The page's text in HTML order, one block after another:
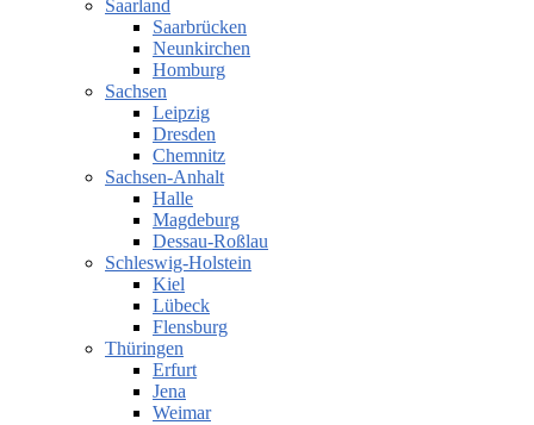
Saarland
Saarbrücken
Neunkirchen
Homburg
Sachsen
Leipzig
Dresden
Chemnitz
Sachsen-Anhalt
Halle
Magdeburg
Dessau-Roßlau
Schleswig-Holstein
Kiel
Lübeck
Flensburg
Thüringen
Erfurt
Jena
Weimar